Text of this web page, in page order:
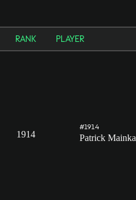
RANK PLAYER
1914
#1914
Patrick Mainka